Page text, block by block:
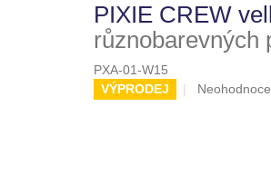
PIXIE CREW
různobarevných
PXA-01-W15
VÝPRODEJ
Průměrné